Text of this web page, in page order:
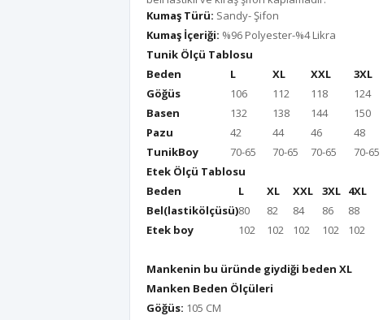
Kumaş Türü: Sandy- Şifon
Kumaş İçeriği: %96 Polyester-%4 Likra
Tunik Ölçü Tablosu
Beden
L XL XXL 3XL
Göğüs
106 112 118 124
Basen
132 138 144 150
Pazu
42 44 46 48
TunikBoy
70-65 70-65 70-65 70-65
Etek Ölçü Tablosu
Beden
L XL XXL 3XL 4XL
Bel(lastikölçüsü)80 82 84 86
88
Etek boy
102 102 102 102 102
Mankenin bu üründe giydiği beden XL
Manken Beden Ölçüleri
Göğüs: 105 CM